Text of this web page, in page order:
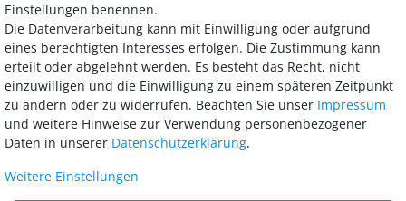
Wir bieten Ihnen viele Möglichkeiten einer sicheren und bequemen
Bezahlung.
Einstellungen benennen.
Die Datenverarbeitung kann mit Einwilligung oder aufgrund
eines berechtigten Interesses erfolgen. Die Zustimmung kann
erteilt oder abgelehnt werden. Es besteht das Recht, nicht
einzuwilligen und die Einwilligung zu einem späteren Zeitpunkt
zu ändern oder zu widerrufen. Beachten Sie unser Impressum
und weitere Hinweise zur Verwendung personenbezogener
Daten in unserer Daten­schutz­erklärung.
Weitere Einstellungen